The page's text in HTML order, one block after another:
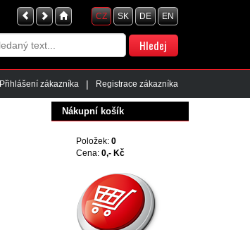
CZ SK DE EN
Přihlášení zákazníka | Registrace zákazníka
Nákupní košík
Položek: 0
Cena: 0,- Kč